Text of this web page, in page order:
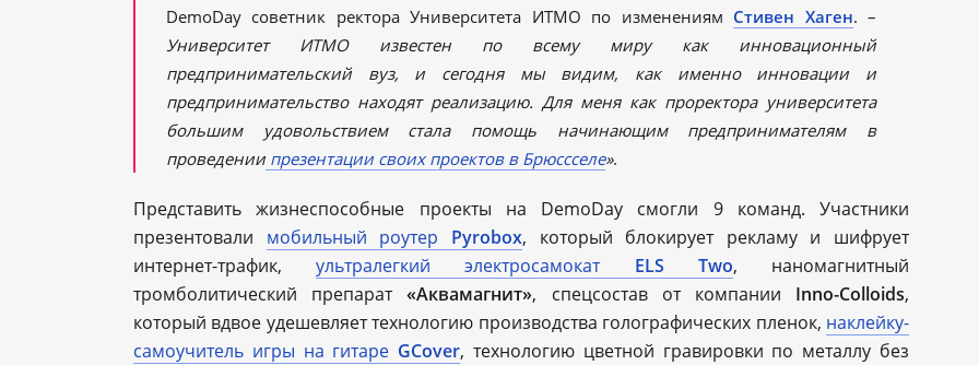
DemoDay советник ректора Университета ИТМО по изменениям Стивен Хаген. –
Университет ИТМО известен по всему миру как инновационный
предпринимательский вуз, и сегодня мы видим, как именно инновации и
предпринимательство находят реализацию. Для меня как проректора университета
большим удовольствием стала помощь начинающим предпринимателям в
проведении презентации своих проектов в Брюссселе».
Представить жизнеспособные проекты на DemoDay смогли 9 команд. Участники
презентовали мобильный роутер Pyrobox, который блокирует рекламу и шифрует
интернет-трафик,ультралегкий электросамокат ELS Two, наномагнитный
тромболитический препарат«Аквамагнит», спецсостав от компании Inno-Colloids,
который вдвое удешевляет технологию производства голографических пленок, наклейку-
самоучитель игры на гитаре GCover, технологию цветной гравировки по металлу без